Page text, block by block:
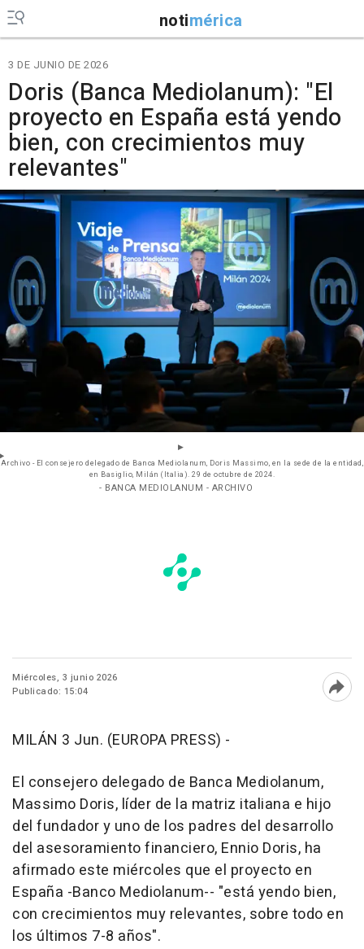
notimérica
3 DE JUNIO DE 2026
Doris (Banca Mediolanum): "El
proyecto en España está yendo
bien, con crecimientos muy
relevantes"
Archivo - El consejero delegado de Banca Mediolanum, Doris Massimo, en la sede de la entidad,
en Basiglio, Milán (Italia). 29 de octubre de 2024.
- BANCA MEDIOLANUM - ARCHIVO
Miércoles, 3 junio 2026
Publicado: 15:04
MILÁN 3 Jun. (EUROPA PRESS) -
El consejero delegado de Banca Mediolanum,
Massimo Doris, líder de la matriz italiana e hijo
del fundador y uno de los padres del desarrollo
del asesoramiento financiero, Ennio Doris, ha
afirmado este miércoles que el proyecto en
España -Banco Mediolanum-- "está yendo bien,
con crecimientos muy relevantes, sobre todo en
los últimos 7-8 años".